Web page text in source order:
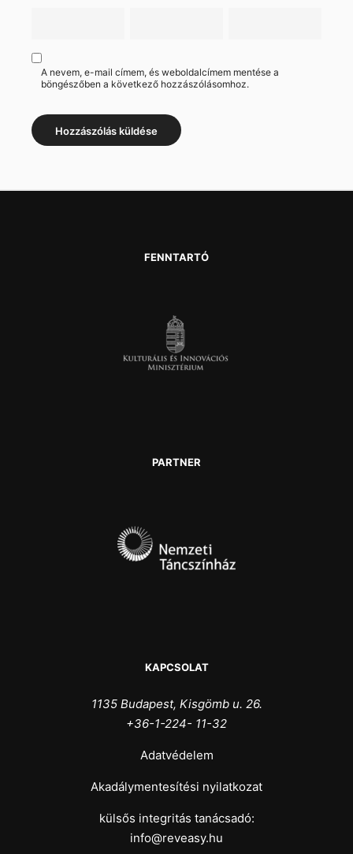
A nevem, e-mail címem, és weboldalcímem mentése a
böngészőben a következő hozzászólásomhoz.
FENNTARTÓ
PARTNER
KAPCSOLAT
1135 Budapest, Kisgömb u. 26.
+36-1-224- 11-32
Adatvédelem
Akadálymentesítési nyilatkozat
külsős integritás tanácsadó:
info@reveasy.hu